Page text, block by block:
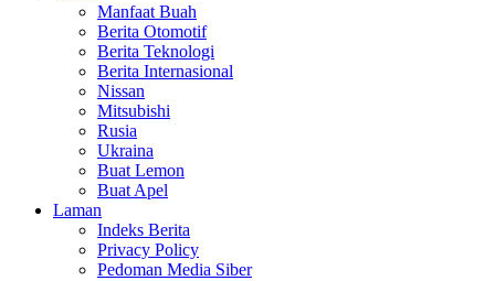
Manfaat Buah
Berita Otomotif
Berita Teknologi
Berita Internasional
Nissan
Mitsubishi
Rusia
Ukraina
Buat Lemon
Buat Apel
Laman
Indeks Berita
Privacy Policy
Pedoman Media Siber